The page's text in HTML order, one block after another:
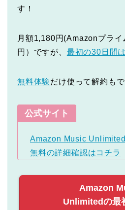
す！
月額1,180円(Amazonプラ
円）ですが、 最初の30日間
無料体験だけ使って解約もで
公式サイト
Amazon Music
無料の詳細確認はコチラ
Amazon
Unlimitedの最